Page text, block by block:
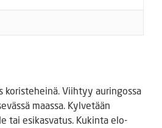
koristeheinä. Viihtyy auringossa
maassa. Kylvetään
tai esikasvatus. Kukinta elo-